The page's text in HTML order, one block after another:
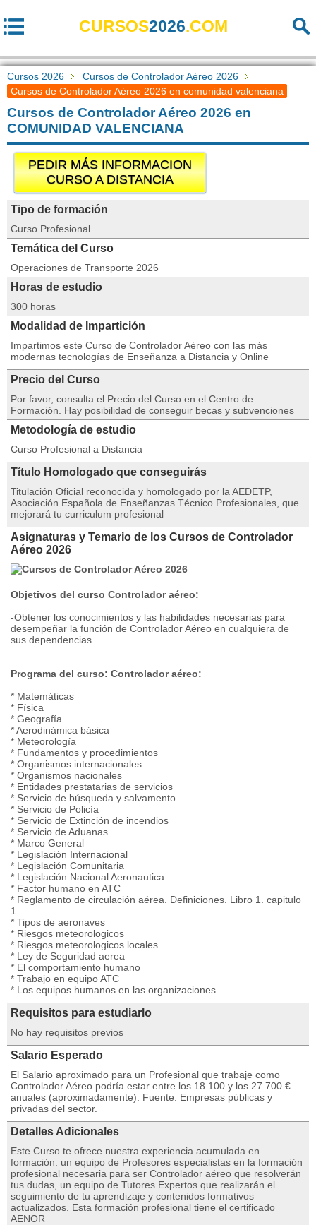
CURSOS2026.COM
Cursos 2026
Cursos de Controlador Aéreo 2026
Cursos de Controlador Aéreo 2026 en comunidad valenciana
Cursos de Controlador Aéreo 2026 en
COMUNIDAD VALENCIANA
PEDIR MÁS INFORMACION
CURSO A DISTANCIA
Tipo de formación
Curso Profesional
Temática del Curso
Operaciones de Transporte 2026
Horas de estudio
300 horas
Modalidad de Impartición
Impartimos este Curso de Controlador Aéreo con las más
modernas tecnologías de Enseñanza a Distancia y Online
Precio del Curso
Por favor, consulta el Precio del Curso en el Centro de
Formación. Hay posibilidad de conseguir becas y subvenciones
Metodología de estudio
Curso Profesional a Distancia
Título Homologado que conseguirás
Titulación Oficial reconocida y homologado por la AEDETP,
Asociación Española de Enseñanzas Técnico Profesionales, que
mejorará tu curriculum profesional
Asignaturas y Temario de los Cursos de Controlador
Aéreo 2026
Objetivos del curso Controlador aéreo:
-Obtener los conocimientos y las habilidades necesarias para
desempeñar la función de Controlador Aéreo en cualquiera de
sus dependencias.
Programa del curso: Controlador aéreo:
* Matemáticas
* Física
* Geografía
* Aerodinámica básica
* Meteorología
* Fundamentos y procedimientos
* Organismos internacionales
* Organismos nacionales
* Entidades prestatarias de servicios
* Servicio de búsqueda y salvamento
* Servicio de Policía
* Servicio de Extinción de incendios
* Servicio de Aduanas
* Marco General
* Legislación Internacional
* Legislación Comunitaria
* Legislación Nacional Aeronautica
* Factor humano en ATC
* Reglamento de circulación aérea. Definiciones. Libro 1. capitulo
1
* Tipos de aeronaves
* Riesgos meteorologicos
* Riesgos meteorologicos locales
* Ley de Seguridad aerea
* El comportamiento humano
* Trabajo en equipo ATC
* Los equipos humanos en las organizaciones
Requisitos para estudiarlo
No hay requisitos previos
Salario Esperado
El Salario aproximado para un Profesional que trabaje como
Controlador Aéreo podría estar entre los 18.100 y los 27.700 €
anuales (aproximadamente). Fuente: Empresas públicas y
privadas del sector.
Detalles Adicionales
Este Curso te ofrece nuestra experiencia acumulada en
formación: un equipo de Profesores especialistas en la formación
profesional necesaria para ser Controlador aéreo que resolverán
tus dudas, un equipo de Tutores Expertos que realizarán el
seguimiento de tu aprendizaje y contenidos formativos
actualizados. Esta formación profesional tiene el certificado
AENOR